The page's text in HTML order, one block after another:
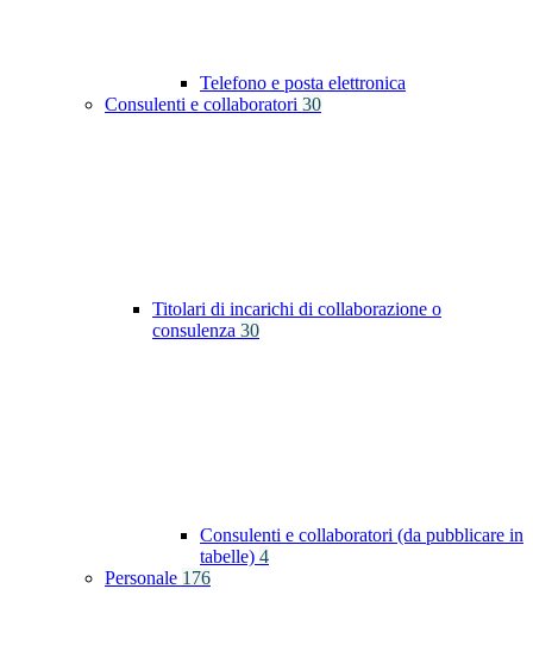
Telefono e posta elettronica
Consulenti e collaboratori 30
Titolari di incarichi di collaborazione o
consulenza 30
Consulenti e collaboratori (da pubblicare in
tabelle) 4
Personale 176